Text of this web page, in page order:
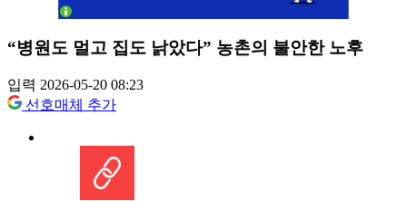
“병원도 멀고 집도 낡았다” 농촌의 불안한 노후
입력 2026-05-20 08:23
선호매체 추가